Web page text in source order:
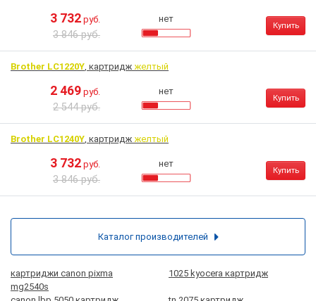
3 732 руб.
3 846 руб.
нет
Купить
Brother LC1220Y, картридж желтый
2 469 руб.
2 544 руб.
нет
Купить
Brother LC1240Y, картридж желтый
3 732 руб.
3 846 руб.
нет
Купить
картриджи canon pixma
mg2540s
1025 kyocera картридж